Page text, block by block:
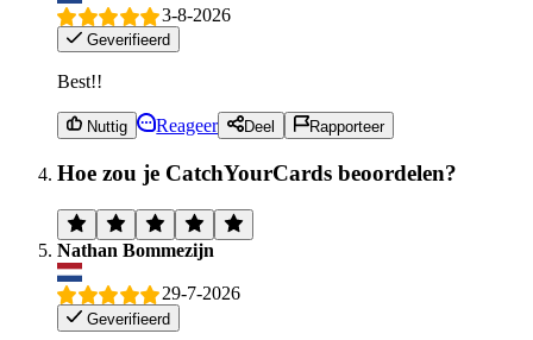
3-8-2026
Geverifieerd
Best!!
Nuttig Reageer Deel Rapporteer
Hoe zou je CatchYourCards beoordelen?
Nathan Bommezijn
29-7-2026
Geverifieerd